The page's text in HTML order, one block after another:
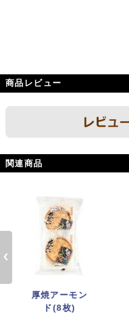
商品レビュー
関連商品
厚焼アーモン
ド(8枚)